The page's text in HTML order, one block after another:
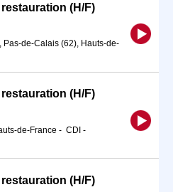
(H/F)
de-Calais (62), Hauts-de-
(H/F)
de-France - CDI -
(H/F)